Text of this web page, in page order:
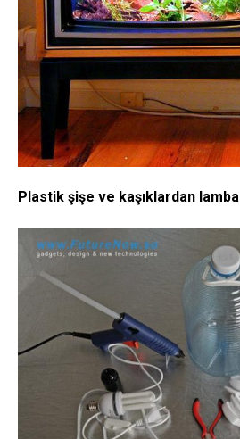
Plastik şişe ve kaşıklardan lamba